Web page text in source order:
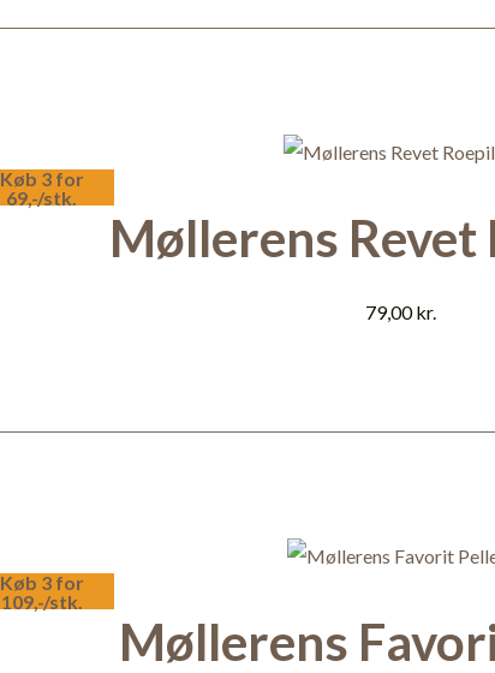
Køb 3 for
69,-/stk.
Møllerens Revet
79,00kr.
Køb 3 for
109,-/stk.
Møllerens